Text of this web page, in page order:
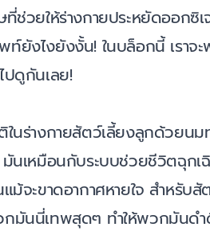
ที่ช่วยให้ร่างกายประหยัดออกซิ
ยังไงยังงั้น! ในบล็อกนี้ เราจะ
ปดูกันเลย!
ในร่างกายสัตว์เลี้ยงลูกด้วยน
มันเหมือนกับระบบช่วยชีวิตฉุกเ
ม้จะขาดอากาศหายใจ สำหรับ
กมันนี่เทพสุดๆ ทำให้พวกมันดำ